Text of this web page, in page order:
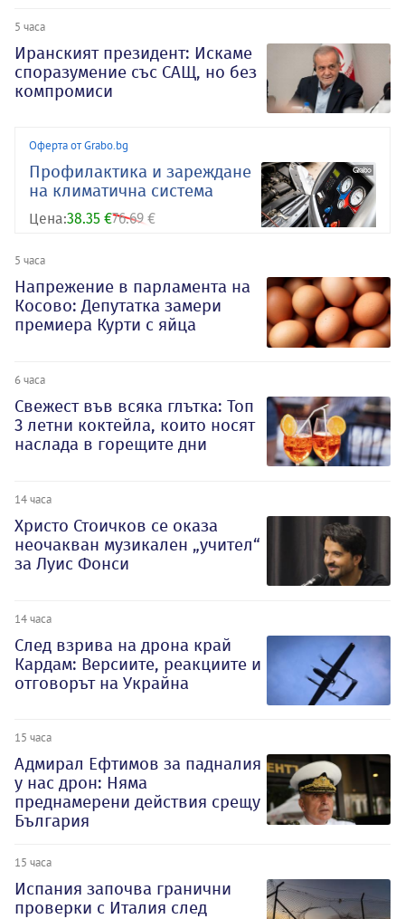
5 часа
Иранският президент: Искаме
споразумение със САЩ, но без
компромиси
Оферта от Grabo.bg
Профилактика и зареждане
на климатична система
Цена:38.35 €76.69 €
5 часа
Напрежение в парламента на
Косово: Депутатка замери
премиера Курти с яйца
6 часа
Свежест във всяка глътка: Топ
3 летни коктейла, които носят
наслада в горещите дни
14 часа
Христо Стоичков се оказа
неочакван музикален „учител“
за Луис Фонси
14 часа
След взрива на дрона край
Кардам: Версиите, реакциите и
отговорът на Украйна
15 часа
Адмирал Ефтимов за падналия
у нас дрон: Няма
преднамерени действия срещу
България
15 часа
Испания започва гранични
проверки с Италия след